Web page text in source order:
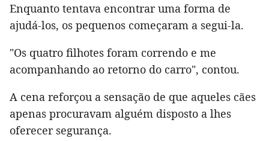
Enquanto tentava encontrar uma forma de
ajudá-los, os pequenos começaram a segui-la.
"Os quatro filhotes foram correndo e me
acompanhando ao retorno do carro", contou.
A cena reforçou a sensação de que aqueles cães
apenas procuravam alguém disposto a lhes
oferecer segurança.